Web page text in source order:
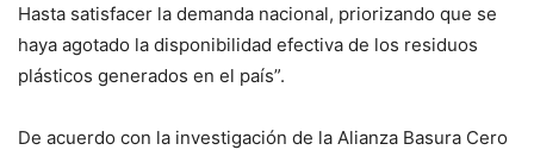
Hasta satisfacer la demanda nacional, priorizando que se
haya agotado la disponibilidad efectiva de los residuos
plásticos generados en el país”.
De acuerdo con la investigación de la Alianza Basura Cero